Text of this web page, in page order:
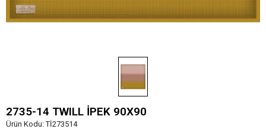
2735-14 TWILL İPEK 90X90
Ürün Kodu:Tİ273514